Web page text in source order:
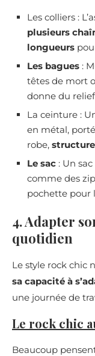
Les colliers :
plusieurs
longueurs
Les bagues :
têtes de mort
donne du
La ceinture :
en métal,
robe,
Le sac : Un
comme des
pochette pour
4. Adapter
quotidien
Le style rock chic
sa capacité à
une journée de
Le rock chic
Beaucoup